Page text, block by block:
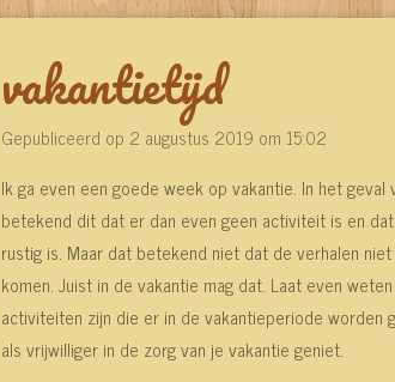
vakantietijd
Gepubliceerd op 2 augustus 2019 om 15:02
Ik ga even een goede week op vakantie. In het geval
betekend dit dat er dan even geen activiteit is en
rustig is. Maar dat betekend niet dat de verhalen niet
komen. Juist in de vakantie mag dat. Laat even
activiteiten zijn die er in de vakantieperiode worden
als vrijwilliger in de zorg van je vakantie geniet.